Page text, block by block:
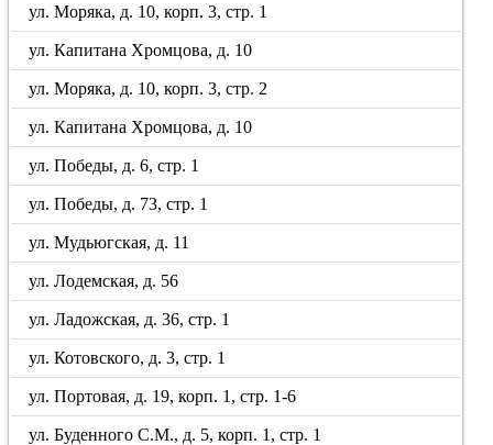
ул. Моряка, д. 10, корп. 3, стр. 1
ул. Капитана Хромцова, д. 10
ул. Моряка, д. 10, корп. 3, стр. 2
ул. Капитана Хромцова, д. 10
ул. Победы, д. 6, стр. 1
ул. Победы, д. 73, стр. 1
ул. Мудьюгская, д. 11
ул. Лодемская, д. 56
ул. Ладожская, д. 36, стр. 1
ул. Котовского, д. 3, стр. 1
ул. Портовая, д. 19, корп. 1, стр. 1-6
ул. Буденного С.М., д. 5, корп. 1, стр. 1